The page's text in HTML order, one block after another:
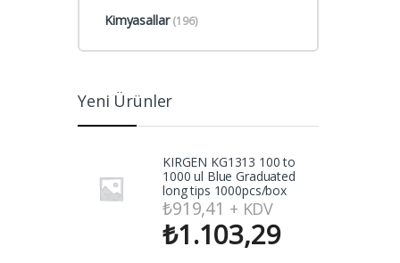
Kimyasallar(196)
Yeni Ürünler
KIRGEN KG1313 100 to
1000 ul Blue Graduated
long tips 1000pcs/box
₺919,41 + KDV
₺1.103,29